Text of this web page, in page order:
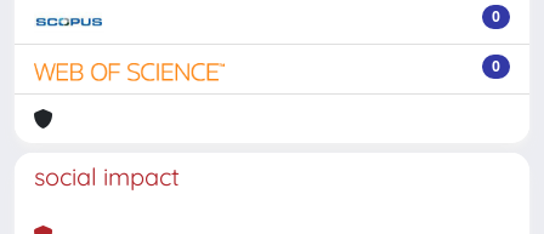
0
0
social impact